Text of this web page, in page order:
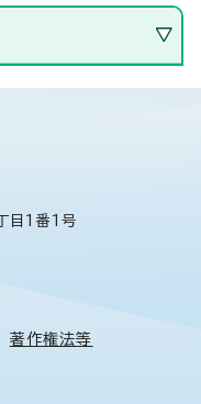
目1番1号
著作権法等